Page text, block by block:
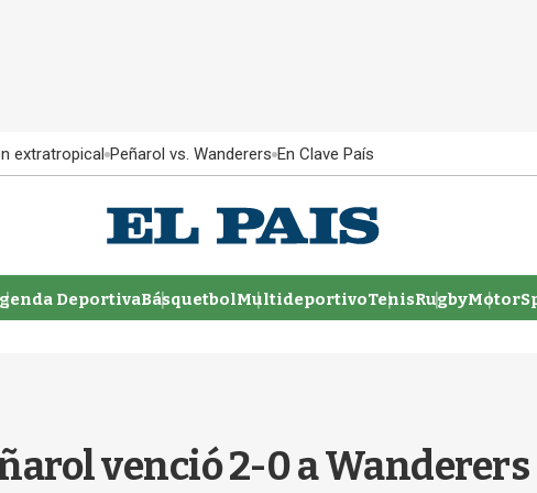
extratropical Peñarol vs. Wanderers En Clave País
DeportivaBásquetbolMultideportivoTenisRugby
venció 2-0 a